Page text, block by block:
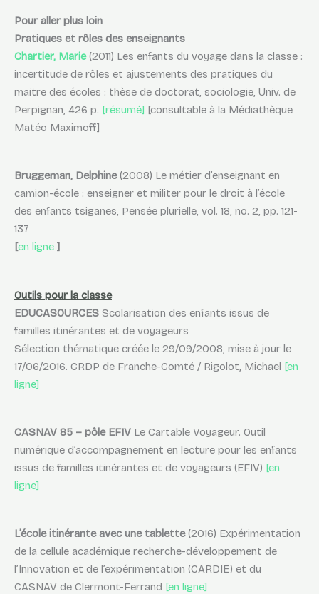
Pour aller plus loin
Pratiques et rôles des enseignants
Chartier, Marie(2011) Les enfants du voyage dans la classe :
incertitude de rôles et ajustements des pratiques du
maitre des écoles : thèse de doctorat, sociologie, Univ. de
Perpignan, 426 p. [résumé] [consultable à la Médiathèque
Matéo Maximoff]
Bruggeman, Delphine(2008) Le métier d’enseignant en
camion-école : enseigner et militer pour le droit à l’école
des enfants tsiganes, Pensée plurielle, vol. 18, no. 2, pp. 121-
137
[en ligne ]
Outils pour la classe
EDUCASOURCES Scolarisation des enfants issus de
familles itinérantes et de voyageurs
Sélection thématique créée le 29/09/2008, mise à jour le
17/06/2016. CRDP de Franche-Comté / Rigolot, Michael [en
ligne]
CASNAV 85 – pôle EFIV Le Cartable Voyageur. Outil
numérique d’accompagnement en lecture pour les enfants
issus de familles itinérantes et de voyageurs (EFIV) [en
ligne]
L’école itinérante avec une tablette(2016) Expérimentation
de la cellule académique recherche-développement de
l’Innovation et de l’expérimentation (CARDIE) et du
CASNAV de Clermont-Ferrand [en ligne]